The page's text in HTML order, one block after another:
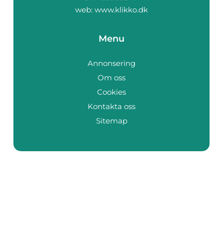
web: www.klikko.dk
Menu
Annonsering
Om oss
Cookies
Kontakta oss
Sitemap